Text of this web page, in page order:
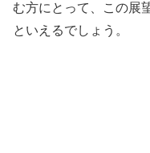
む方にとって、この展
といえるでしょう。